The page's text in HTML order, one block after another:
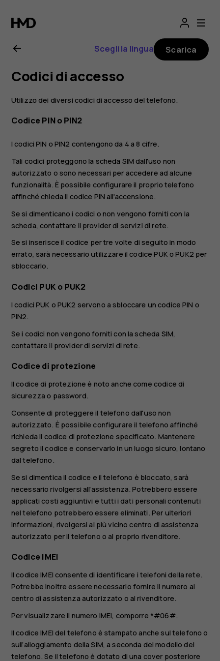
Manuale
d’uso
del
Nokia
5.1
Scegli la lingua Scarica
Codici di accesso
Utilizzo dei diversi codici di accesso del telefono.
Codice PIN o PIN2
I codici PIN o PIN2 contengono da 4 a 8 cifre.
Tali codici proteggono la scheda SIM dall'uso non
autorizzato o sono necessari per accedere ad alcune
funzionalità. È possibile configurare il proprio telefono
affinché chieda il codice PIN all'accensione.
Se si dimenticano i codici o non vengono forniti con la
scheda, contattare il provider di servizi di rete.
Se si inserisce il codice per tre volte di seguito in modo
errato, sarà necessario utilizzare il codice PUK o PUK2 per
sbloccarlo.
Codici PUK o PUK2
I codici PUK o PUK2 servono a sbloccare un codice PIN o
PIN2.
Se i codici non vengono forniti con la scheda SIM,
contattare il provider di servizi di rete.
Codice di protezione
Il codice di protezione è noto anche come codice di
sicurezza o password.
Consente di proteggere il telefono dall'uso non
autorizzato. È possibile configurare il telefono affinché
richieda il codice di protezione specificato. Mantenere
segreto il codice e conservarlo in un luogo sicuro, lontano
dal telefono.
Se si dimentica il codice e il telefono è bloccato, sarà
necessario rivolgersi all'assistenza. Potrebbero essere
applicati costi aggiuntivi e tutti i dati personali contenuti
nel telefono potrebbero essere eliminati. Per ulteriori
informazioni, rivolgersi al più vicino centro di assistenza
autorizzato per il telefono o al proprio rivenditore.
Codice IMEI
Il codice IMEI consente di identificare i telefoni della rete.
Potrebbe inoltre essere necessario fornire il numero al
centro di assistenza autorizzato o al rivenditore.
Per visualizzare il numero IMEI, comporre *#06#.
Il codice IMEI del telefono è stampato anche sul telefono o
sull’alloggiamento della SIM, a seconda del modello del
telefono. Se il telefono è dotato di una cover posteriore